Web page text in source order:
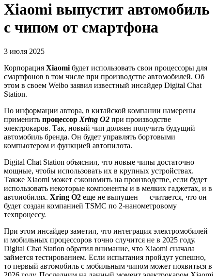
Xiaomi выпустит автомобиль
с чипом от смартфона
3 июля 2025
Корпорация Xiaomi будет использовать свои процессоры для
смартфонов в том числе при производстве автомобилей. Об
этом в своем Weibo заявил известный инсайдер Digital Chat
Station.
По информации автора, в китайской компании намерены
применить процессор Xring O2 при производстве
электрокаров. Так, новый чип должен получить будущий
автомобиль бренда. Он будет управлять бортовыми
компьютером и функцией автопилота.
Digital Chat Station объяснил, что новые чипы достаточно
мощные, чтобы использовать их в крупных устройствах.
Также Xiaomi может сэкономить на производстве, если будет
использовать некоторые компоненты и в мелких гаджетах, и в
автоиобилях. Xring O2 еще не выпущен — считается, что он
будет создан компанией TSMC по 2-нанометровому
техпроцессу.
При этом инсайдер заметил, что интеграция электромобилей
и мобильных процессоров точно случится не в 2025 году.
Digital Chat Station обратил внимание, что Xiaomi сначала
займется тестированием. Если испытания пройдут успешно,
то первый автомобиль с мобильным чипом может появиться в